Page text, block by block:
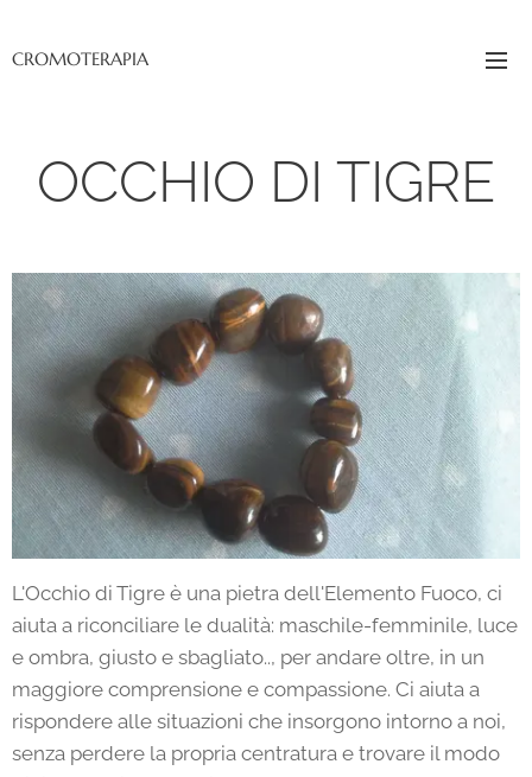
CROMOTERAPIA
OCCHIO DI TIGRE
L'Occhio di Tigre è una pietra dell'Elemento Fuoco, ci
aiuta a riconciliare le dualità: maschile-femminile, luce
e ombra, giusto e sbagliato.., per andare oltre, in un
maggiore comprensione e compassione. Ci aiuta a
rispondere alle situazioni che insorgono intorno a noi,
senza perdere la propria centratura e trovare il modo